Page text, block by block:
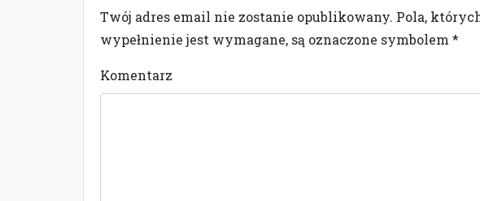
Twój adres email nie zostanie opublikowany. Pola,
wypełnienie jest wymagane, są oznaczone symbolem *
Komentarz